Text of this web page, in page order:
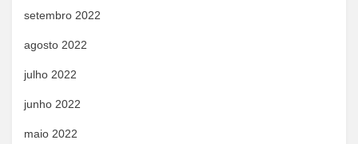
setembro 2022
agosto 2022
julho 2022
junho 2022
maio 2022